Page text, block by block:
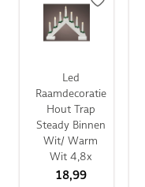
Led
Raamdecoratie
Hout Trap
Steady Binnen
Wit/ Warm
Wit 4,8x
18,99